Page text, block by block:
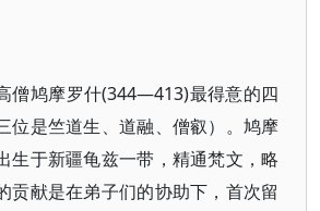
僧鸠摩罗什(344—413)最得意的四
位是竺道生、道融、僧叡）。鸠摩
生于新疆龟兹一带，精通梵文，略
贡献是在弟子们的协助下，首次留